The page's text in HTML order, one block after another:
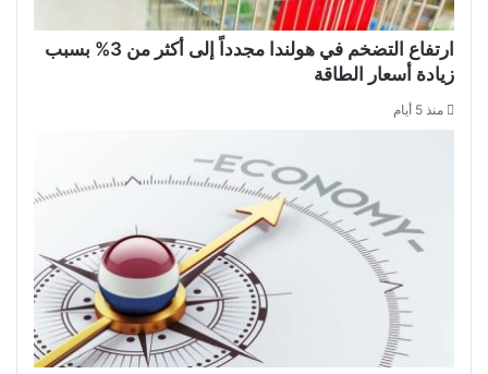
ارتفاع التضخم في هولندا مجدداً إلى أكثر من 3% بسبب
زيادة أسعار الطاقة
منذ 5 أيام